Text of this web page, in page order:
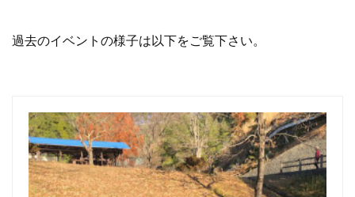
過去のイベントの様子は以下をご覧下さい。